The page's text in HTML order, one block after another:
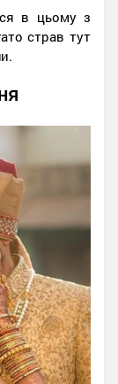
в цьому з
страв тут